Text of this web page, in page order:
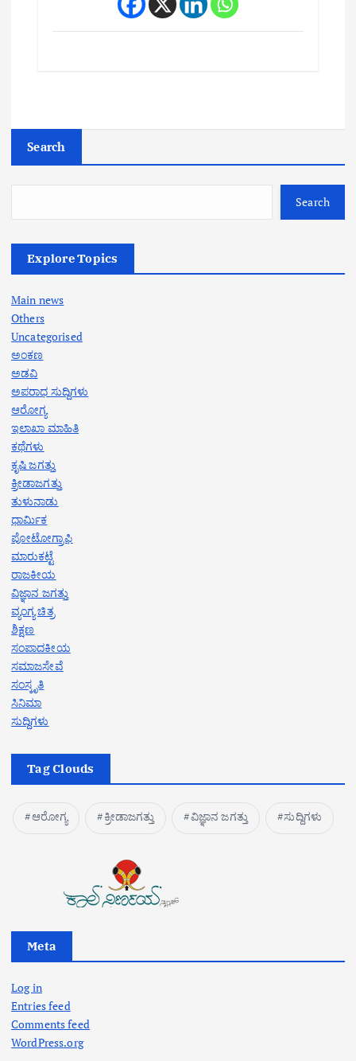
Search
Search
Explore Topics
Main news
Others
Uncategorised
ಅಂಕಣ
ಅಡವಿ
ಅಪರಾಧ ಸುದ್ದಿಗಳು
ಆರೋಗ್ಯ
ಇಲಾಖಾ ಮಾಹಿತಿ
ಕಥೆಗಳು
ಕೃಷಿ ಜಗತ್ತು
ಕ್ರೀಡಾಜಗತ್ತು
ತುಳುನಾಡು
ಧಾರ್ಮಿಕ
ಪೋಟೋಗ್ರಾಫಿ
ಮಾರುಕಟ್ಟೆ
ರಾಜಕೀಯ
ವಿಜ್ಞಾನ ಜಗತ್ತು
ವ್ಯಂಗ್ಯ ಚಿತ್ರ
ಶಿಕ್ಷಣ
ಸಂಪಾದಕೀಯ
ಸಮಾಜಸೇವೆ
ಸಂಸ್ಕೃತಿ
ಸಿನಿಮಾ
ಸುದ್ದಿಗಳು
Tag Clouds
ಆರೋಗ್ಯ ಕ್ರೀಡಾಜಗತ್ತು ವಿಜ್ಞಾನ ಜಗತ್ತು ಸುದ್ದಿಗಳು
Meta
Log in
Entries feed
Comments feed
WordPress.org